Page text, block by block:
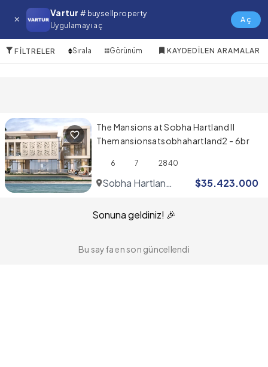
Vartur # buysellproperty
Uygulamayı aç
Aç
Bukadra Villa
FILTRELER Sırala Görünüm KAYDEDILEN ARAMALAR
The Mansions at Sobha Hartland II
Themansionsatsobhahartland2 - 6br
6 7 2840
Sobha Hartland
$35.423.000
Sonuna geldiniz! 🎉
Bu sayfa en son güncellendi